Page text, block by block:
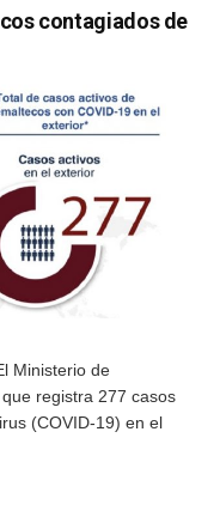
contagiados de
Ministerio de
registra 277 casos
(COVID-19) en el